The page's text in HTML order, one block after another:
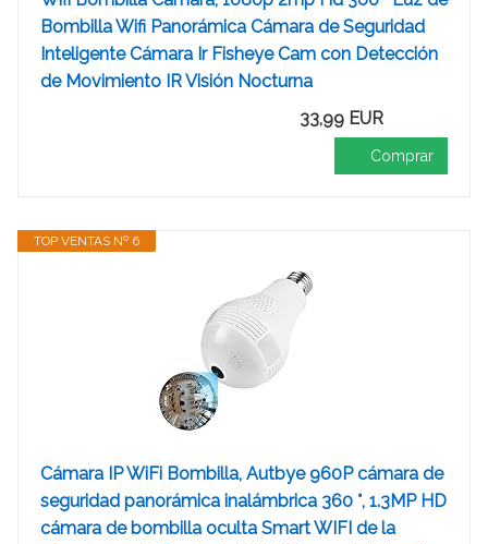
Bombilla Wifi Panorámica Cámara de Seguridad
Inteligente Cámara Ir Fisheye Cam con Detección
de Movimiento IR Visión Nocturna
33,99 EUR
Comprar
TOP VENTAS Nº 6
Cámara IP WiFi Bombilla, Autbye 960P cámara de
seguridad panorámica inalámbrica 360 °, 1.3MP HD
cámara de bombilla oculta Smart WIFI de la